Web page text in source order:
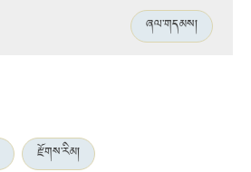
ཞལ་གདམས།
རྫོགས་རིམ།